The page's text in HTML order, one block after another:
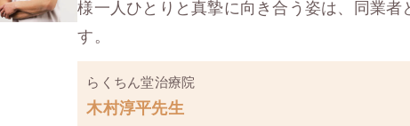
様一人ひとりと真摯に向き合う姿は、同業者
す。
らくちん堂治療院
木村淳平先生